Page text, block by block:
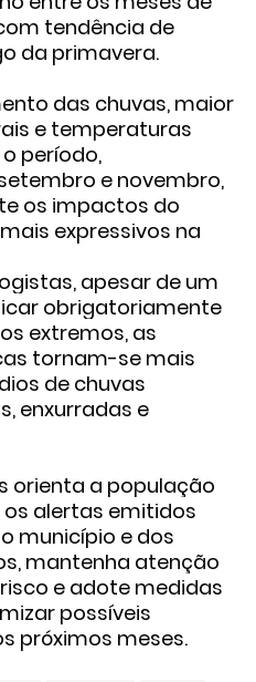
tendência de
da primavera.
das chuvas, maior
e temperaturas
período,
e novembro,
os impactos do
expressivos na
apesar de um
obrigatoriamente
extremos, as
tornam-se mais
de chuvas
enxurradas e
orienta a população
alertas emitidos
município e dos
mantenha atenção
e adote medidas
possíveis
próximos meses.